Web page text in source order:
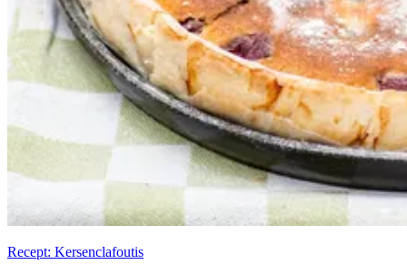
Recept: Kersenclafoutis